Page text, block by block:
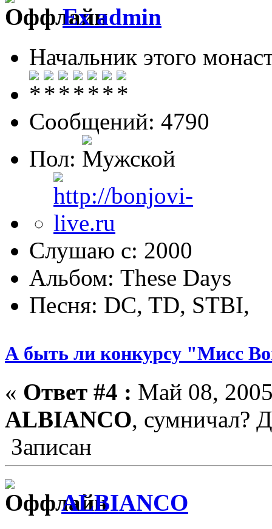
Ex admin
Начальник этого
Сообщений: 4790
Пол:
Слушаю с: 2000
Альбом: These Days
Песня: DC, TD, STBI,
А быть ли конкурсу "Мисс
« Ответ #4 : Май 08,
ALBIANCO, сумничал?
Записан
ALBIANCO